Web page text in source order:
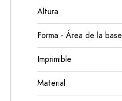
Altura
Forma - Área de la base
Imprimible
Material